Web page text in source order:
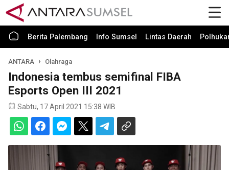
Berita Palembang Info Sumsel Lintas Daerah
ANTARA Olahraga
Indonesia tembus semifinal FIBA
Esports Open III 2021
Sabtu, 17 April 2021 15:38 WIB